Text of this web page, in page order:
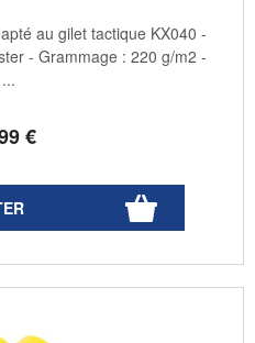
€
au gilet tactique KX040 -
- Grammage : 220 g/m2 -
...